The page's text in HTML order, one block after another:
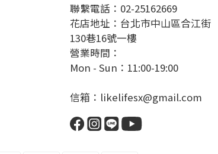
聯繫電話：02-25162669
花店地址：台北市中山區合江街
130巷16號一樓
營業時間：
Mon - Sun：11:00-19:00
信箱：likelifesx@gmail.com